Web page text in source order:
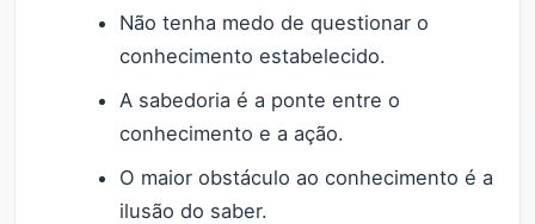
Não tenha medo de questionar o
conhecimento estabelecido.
A sabedoria é a ponte entre o
conhecimento e a ação.
O maior obstáculo ao conhecimento é a
ilusão do saber.